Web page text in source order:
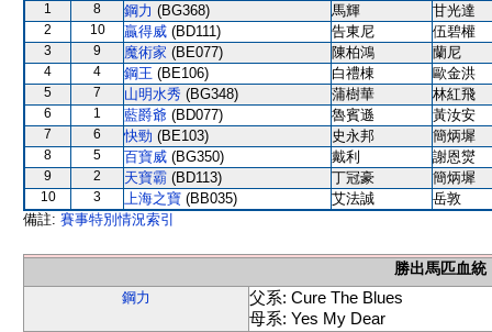
1 8 鋼力 (BG368) 馬輝 甘光達
2 10 贏得威 (BD111) 告東尼 伍碧權
3 9 魔術家 (BE077) 陳柏鴻 蘭尼
4 4 鋼王 (BE106) 白禮棟 歐金洪
5 7 山明水秀 (BG348) 蒲樹華 林紅飛
6 1 藍爵爺 (BD077) 魯賓遜 黃汝安
7 6 快勁 (BE103) 史永邦 簡炳墀
8 5 百寶威 (BG350) 戴利 謝恩爕
9 2 天寶霸 (BD113) 丁冠豪 簡炳墀
10 3 上海之寶 (BB035) 艾法誠
岳敦
備註: 賽事特別情況索引
勝出馬匹血統
鋼力
父系: Cure The Blues
母系: Yes My Dear